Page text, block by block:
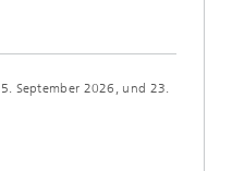
September 2026, und 23.